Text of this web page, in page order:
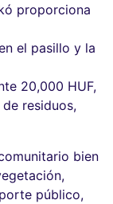
proporciona
el pasillo y la
20,000 HUF,
residuos,
bien
público,